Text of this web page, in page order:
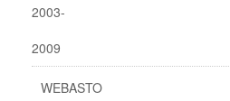
WEBASTO